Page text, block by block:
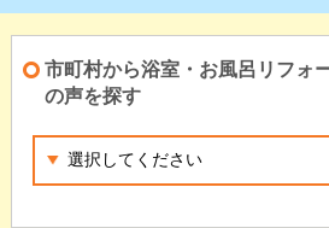
市町村から浴室・お風呂リフォ
の声を探す